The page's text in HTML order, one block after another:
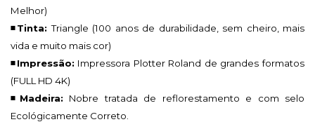
Melhor)
◾Tinta: Triangle (100 anos de durabilidade, sem cheiro, mais
vida e muito mais cor)
◾Impressão: Impressora Plotter Roland de grandes formatos
(FULL HD 4K)
◾Madeira: Nobre tratada de reflorestamento e com selo
Ecológicamente Correto.